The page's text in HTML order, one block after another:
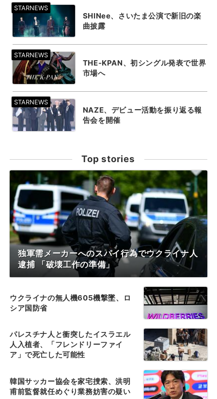
SHINee、さいたま公演で新旧の楽
曲披露
THE-KPAN、初シングル発表で世界
市場へ
NAZE、デビュー活動を振り返る報
告会を開催
Top stories
独軍需メーカーへのスパイ行為でウクライナ人
逮捕 「破壊工作の準備」
ウクライナの無人機605機撃墜、ロ
シア国防省
パレスチナ人と衝突したイスラエル
人入植者、「フレンドリーファイ
ア」で死亡した可能性
韓国サッカー協会を家宅捜索、洪明
甫前監督就任めぐり業務妨害の疑い